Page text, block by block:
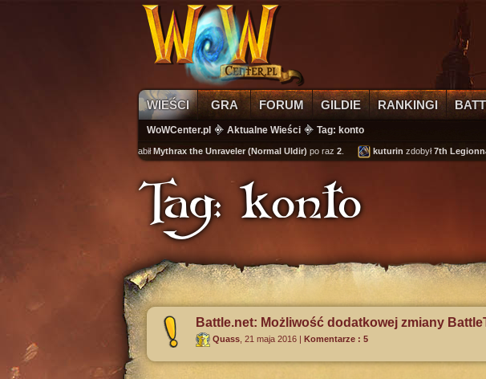
WIEŚCI GRA FORUM GILDIE RANKINGI
WoWCenter.pl Aktualne Wieści Tag: konto
Mythrax the Unraveler (Normal Uldir)po raz 2. kuturinzdobył 7th Legionnaire's
Tag: konto
Battle.net: Możliwość dodatkowej zmiany
Quass 21 maja 2016 | Komentarze : 5